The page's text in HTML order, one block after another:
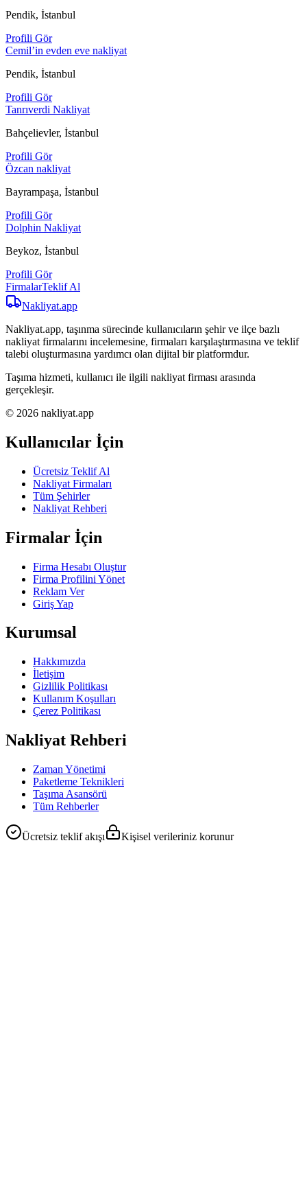
Pendik, İstanbul
Profili Gör
Cemil’in evden eve nakliyat
Pendik, İstanbul
Profili Gör
Tanrıverdi Nakliyat
Bahçelievler, İstanbul
Profili Gör
Özcan nakliyat
Bayrampaşa, İstanbul
Profili Gör
Dolphin Nakliyat
Beykoz, İstanbul
Profili Gör
FirmalarTeklif Al
Nakliyat.app
Nakliyat.app, taşınma sürecinde kullanıcıların şehir ve ilçe bazlı
nakliyat firmalarını incelemesine, firmaları karşılaştırmasına ve teklif
talebi oluşturmasına yardımcı olan dijital bir platformdur.
Taşıma hizmeti, kullanıcı ile ilgili nakliyat firması arasında
gerçekleşir.
© 2026 nakliyat.app
Kullanıcılar İçin
Ücretsiz Teklif Al
Nakliyat Firmaları
Tüm Şehirler
Nakliyat Rehberi
Firmalar İçin
Firma Hesabı Oluştur
Firma Profilini Yönet
Reklam Ver
Giriş Yap
Kurumsal
Hakkımızda
İletişim
Gizlilik Politikası
Kullanım Koşulları
Çerez Politikası
Nakliyat Rehberi
Zaman Yönetimi
Paketleme Teknikleri
Taşıma Asansörü
Tüm Rehberler
Ücretsiz teklif akışı Kişisel verileriniz korunur